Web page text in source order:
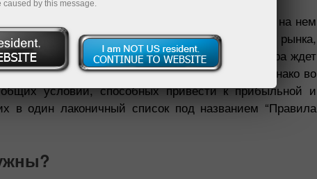
черпают информацию о рынке Forex и торговле на нем
YouTube, интервью с акулами валютного рынка,
хаотично и не особенно вдумчиво – трейдера ждет
из путаницы и нагромождений. Однако во
условий, способных привести к прибыльной и
в один лаконичный список под названием “Правила
by this message.